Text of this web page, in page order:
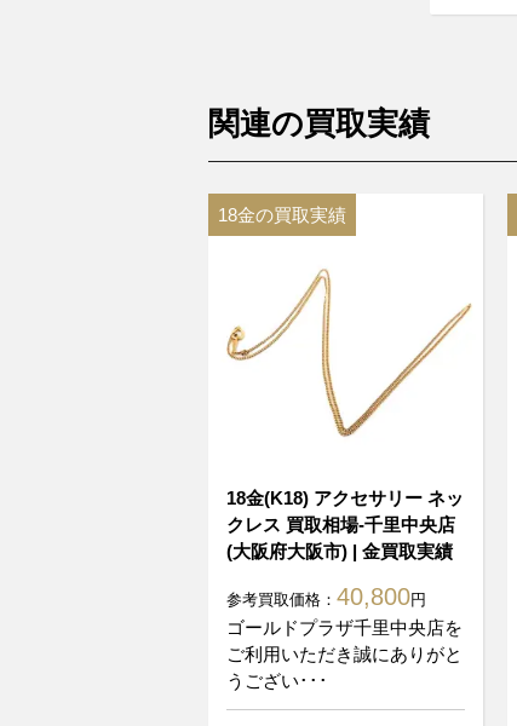
関連の買取実績
18金の買取実績
18金(K18) アクセサリー ネッ
クレス 買取相場-千里中央店
(大阪府大阪市) | 金買取実績
参考買取価格： 40,800円
ゴールドプラザ千里中央店を
ご利用いただき誠にありがと
うござい･･･